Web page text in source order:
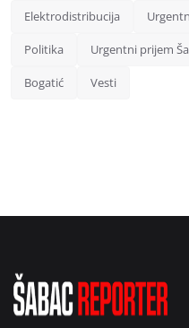
Elektrodistribucija
Politika Urgentni prijem
Bogatić Vesti